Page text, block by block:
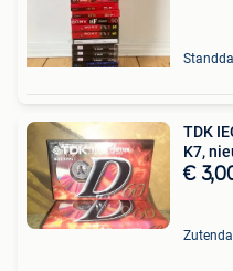
TDK
K7,
€